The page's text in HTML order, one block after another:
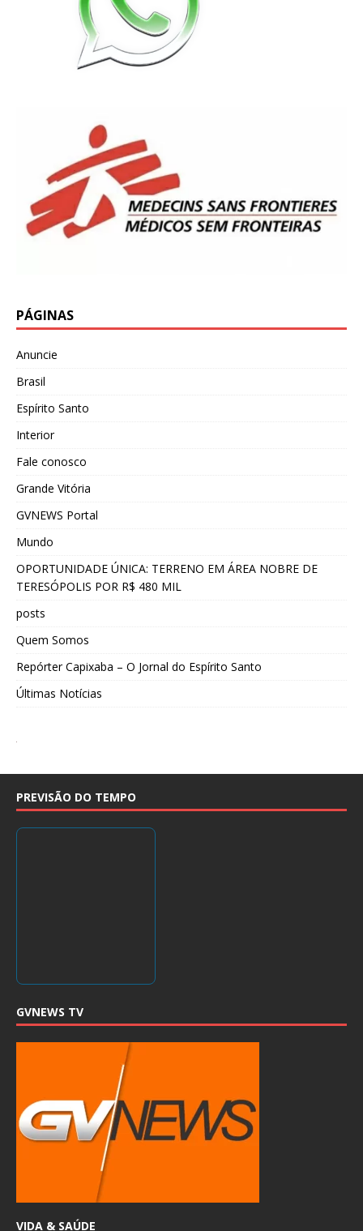
PÁGINAS
Anuncie
Brasil
Espírito Santo
Interior
Fale conosco
Grande Vitória
GVNEWS Portal
Mundo
OPORTUNIDADE ÚNICA: TERRENO EM ÁREA NOBRE DE
TERESÓPOLIS POR R$ 480 MIL
posts
Quem Somos
Repórter Capixaba – O Jornal do Espírito Santo
Últimas Notícias
PREVISÃO DO TEMPO
GVNEWS TV
VIDA & SAÚDE